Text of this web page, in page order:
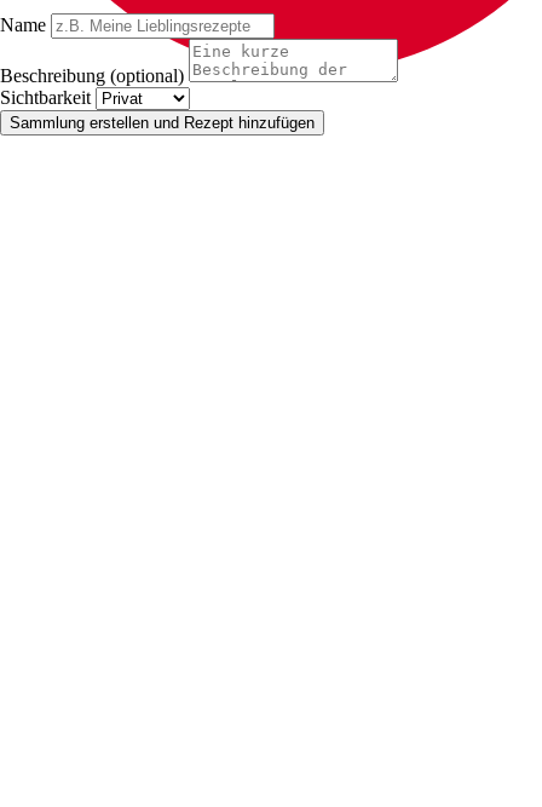
Name
Beschreibung (optional)
Sichtbarkeit
Sammlung erstellen und Rezept hinzufügen